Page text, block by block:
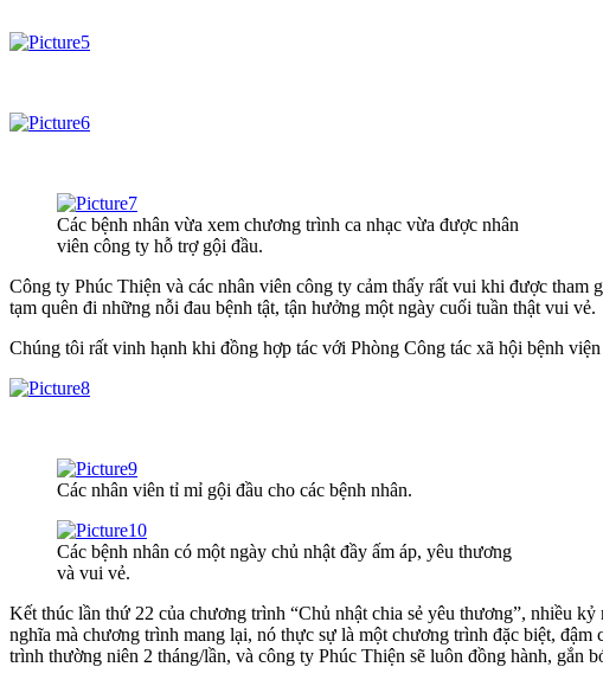
Các bệnh nhân vừa xem chương trình ca nhạc vừa được nhân
viên công ty hỗ trợ gội đầu.
Công ty Phúc Thiện và các nhân viên công ty cảm thấy rất vui khi được
tạm quên đi những nỗi đau bệnh tật, tận hưởng một ngày cuối tuần thật vui vẻ.
Chúng tôi rất vinh hạnh khi đồng hợp tác với Phòng Công tác xã hội bệnh
Các nhân viên tỉ mỉ gội đầu cho các bệnh nhân.
Các bệnh nhân có một ngày chủ nhật đầy ấm áp, yêu thương
và vui vẻ.
Kết thúc lần thứ 22 của chương trình “Chủ nhật chia sẻ yêu thương”, nhiều
nghĩa mà chương trình mang lại, nó thực sự là một chương trình đặc biệt,
trình thường niên 2 tháng/lần, và công ty Phúc Thiện sẽ luôn đồng hành, gắn